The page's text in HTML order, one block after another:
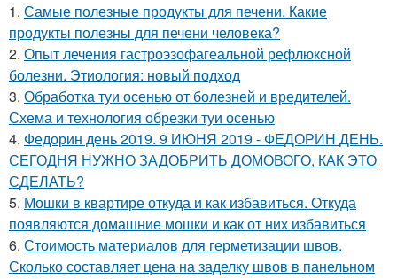
1. Самые полезные продукты для печени. Какие
продукты полезны для печени человека?
2. Опыт лечения гастроэзофагеальной рефлюксной
болезни. Этиология: новый подход
3. Обработка туи осенью от болезней и вредителей.
Схема и технология обрезки туи осенью
4. Федорин день 2019. 9 ИЮНЯ 2019 - ФЕДОРИН ДЕНЬ.
СЕГОДНЯ НУЖНО ЗАДОБРИТЬ ДОМОВОГО, КАК ЭТО
СДЕЛАТЬ?
5. Мошки в квартире откуда и как избавиться. Откуда
появляются домашние мошки и как от них избавиться
6. Стоимость материалов для герметизации швов.
Сколько составляет цена на заделку швов в панельном